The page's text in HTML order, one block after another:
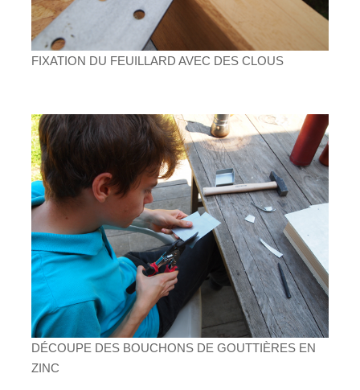
FIXATION DU FEUILLARD AVEC DES CLOUS
DÉCOUPE DES BOUCHONS DE GOUTTIÈRES EN
ZINC